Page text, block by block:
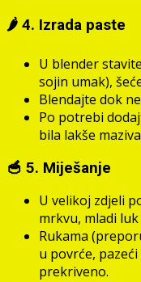
🌶 4. Izrada paste
U blender
sojin umak),
Blendajte dok
Po potrebi
bila lakše
🥣 5. Miješanje
U velikoj zdjeli
mrkvu, mladi
Rukama
u povrće,
prekriveno.